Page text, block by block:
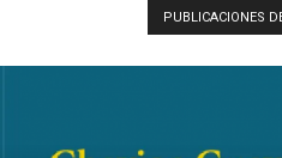
PUBLICACIONES